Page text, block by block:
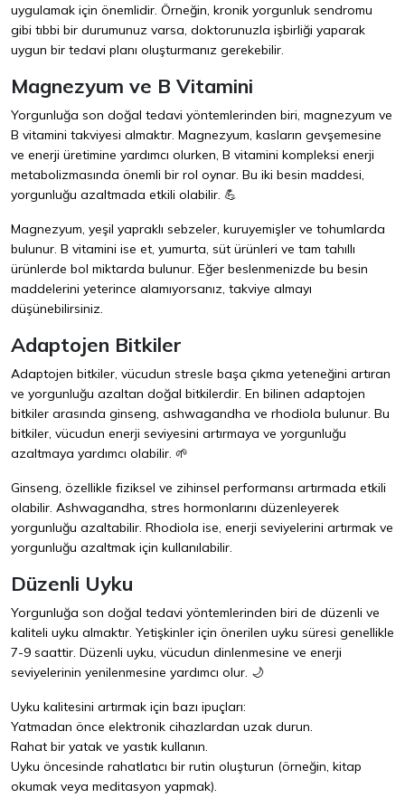
uygulamak için önemlidir. Örneğin, kronik yorgunluk sendromu
gibi tıbbi bir durumunuz varsa, doktorunuzla işbirliği yaparak
uygun bir tedavi planı oluşturmanız gerekebilir.
Magnezyum ve B Vitamini
Yorgunluğa son doğal tedavi yöntemlerinden biri, magnezyum ve
B vitamini takviyesi almaktır. Magnezyum, kasların gevşemesine
ve enerji üretimine yardımcı olurken, B vitamini kompleksi enerji
metabolizmasında önemli bir rol oynar. Bu iki besin maddesi,
yorgunluğu azaltmada etkili olabilir. 💪
Magnezyum, yeşil yapraklı sebzeler, kuruyemişler ve tohumlarda
bulunur. B vitamini ise et, yumurta, süt ürünleri ve tam tahıllı
ürünlerde bol miktarda bulunur. Eğer beslenmenizde bu besin
maddelerini yeterince alamıyorsanız, takviye almayı
düşünebilirsiniz.
Adaptojen Bitkiler
Adaptojen bitkiler, vücudun stresle başa çıkma yeteneğini artıran
ve yorgunluğu azaltan doğal bitkilerdir. En bilinen adaptojen
bitkiler arasında ginseng, ashwagandha ve rhodiola bulunur. Bu
bitkiler, vücudun enerji seviyesini artırmaya ve yorgunluğu
azaltmaya yardımcı olabilir. 🌱
Ginseng, özellikle fiziksel ve zihinsel performansı artırmada etkili
olabilir. Ashwagandha, stres hormonlarını düzenleyerek
yorgunluğu azaltabilir. Rhodiola ise, enerji seviyelerini artırmak ve
yorgunluğu azaltmak için kullanılabilir.
Düzenli Uyku
Yorgunluğa son doğal tedavi yöntemlerinden biri de düzenli ve
kaliteli uyku almaktır. Yetişkinler için önerilen uyku süresi genellikle
7-9 saattir. Düzenli uyku, vücudun dinlenmesine ve enerji
seviyelerinin yenilenmesine yardımcı olur. 🌙
Uyku kalitesini artırmak için bazı ipuçları:
Yatmadan önce elektronik cihazlardan uzak durun.
Rahat bir yatak ve yastık kullanın.
Uyku öncesinde rahatlatıcı bir rutin oluşturun (örneğin, kitap
okumak veya meditasyon yapmak).